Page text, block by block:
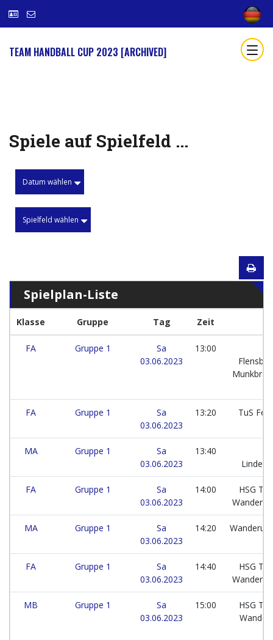
TEAM HANDBALL CUP 2023 [ARCHIVED]
Spiele auf Spielfeld ...
Datum wählen
Spielfeld wählen
Spielplan-Liste
Klasse Gruppe Tag Zeit
FA Gruppe 1
Sa
03.06.2023
13:00
FA Gruppe 1
Sa
03.06.2023
13:20 TuS
MA Gruppe 1
Sa
03.06.2023
13:40
FA Gruppe 1
Sa
03.06.2023
14:00
HSG
MA Gruppe 1
Sa
03.06.2023
14:20
FA Gruppe 1
Sa
03.06.2023
14:40
HSG
MB Gruppe 1
Sa
03.06.2023
15:00
HSG